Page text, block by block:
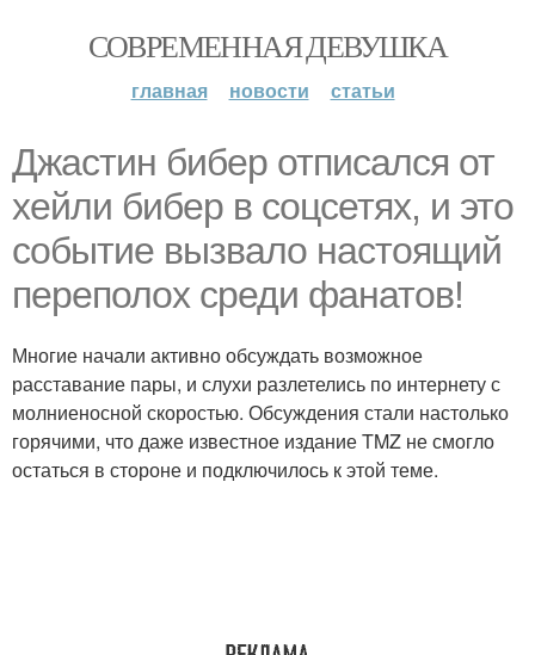
СОВРЕМЕННАЯ ДЕВУШКА
главная новости статьи
Джастин бибер отписался от
хейли бибер в соцсетях, и это
событие вызвало настоящий
переполох среди фанатов!
Многие начали активно обсуждать возможное
расставание пары, и слухи разлетелись по интернету с
молниеносной скоростью. Обсуждения стали настолько
горячими, что даже известное издание TMZ не смогло
остаться в стороне и подключилось к этой теме.